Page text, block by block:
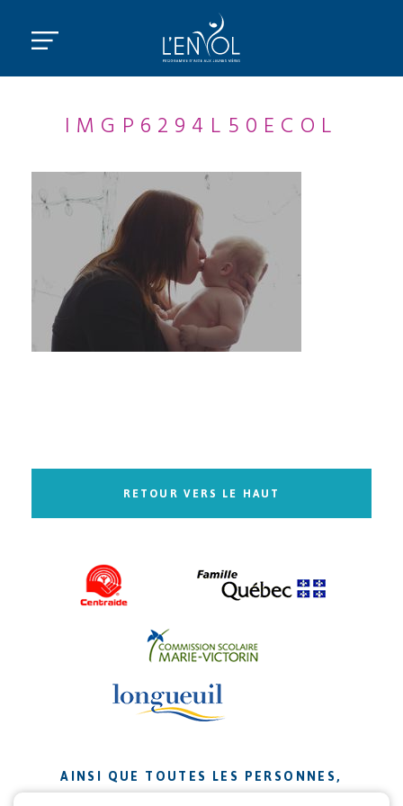
IMGP6294L50ECOL
RETOUR VERS LE HAUT
AINSI QUE TOUTES LES PERSONNES,
ORGANISMES ET ENTREPRISES QUI ONT